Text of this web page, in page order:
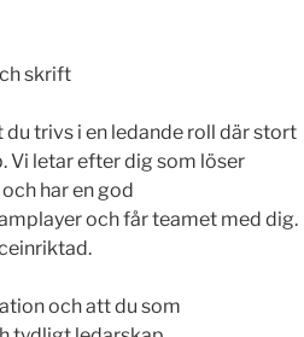
skrift
trivs i en ledande roll där stort
Vi letar efter dig som löser
har en god
och får teamet med dig.
och att du som